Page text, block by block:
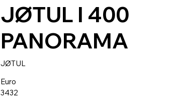
JØTUL I 400
PANORAMA
JØTUL
Euro
3432